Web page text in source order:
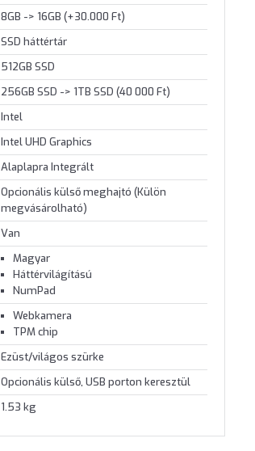
8GB -> 16GB (+30.000 Ft)
SSD háttértár
512GB SSD
256GB SSD -> 1TB SSD (40 000 Ft)
Intel
Intel UHD Graphics
Alaplapra Integrált
Opcionális külső meghajtó (Külön
megvásárolható)
Van
Magyar
Háttérvilágítású
NumPad
Webkamera
TPM chip
Ezüst/világos szürke
Opcionális külső, USB porton keresztül
1.53 kg